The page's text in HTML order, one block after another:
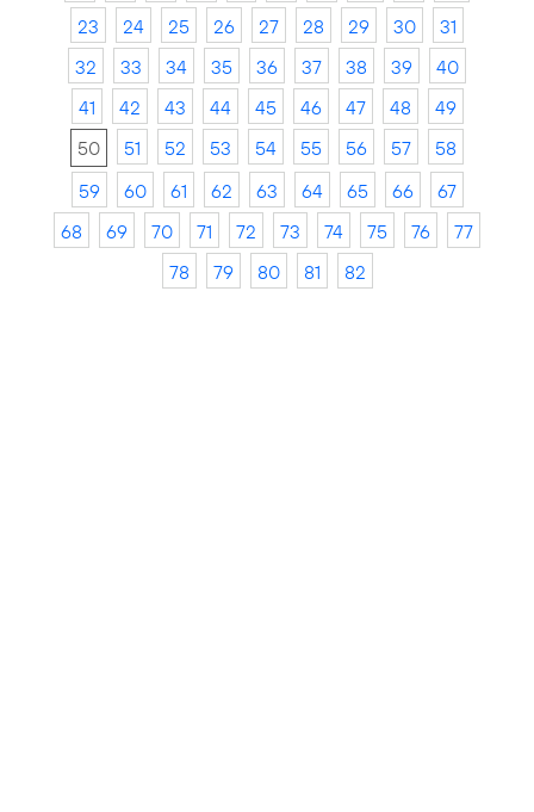
23
24 25 26 27 28 29 30
31
32
33 34 35 36 37 38 39
40
41
42 43 44 45 46 47 48
49
50
51 52 53 54 55 56 57
58
59
60 61 62 63 64 65 66
67
68
69 70 71 72 73 74 75 76
77
78
79 80 81 82